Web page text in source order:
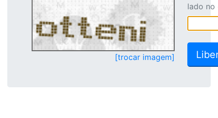
[trocar imagem]
lado no